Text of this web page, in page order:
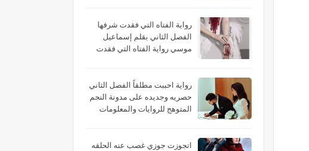
رواية الفتاه التي فقدت شرفها
الفصل الثاني بقلم إسماعيل
موسي رواية الفتاه التي فقدت
فقدت شرفها الجزء الثاني بقلم
إسماعيل موسي
رواية احببت مطلقاً الفصل الثاني
حصريه وجديده على مدونة النجم
المتوهج للروايات والمعلومات
اتجوزت جوزي غصب عنه الحلقه